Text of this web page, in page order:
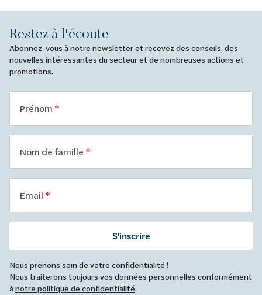
Restez à l'écoute
Abonnez-vous à notre newsletter et recevez des conseils, des
nouvelles intéressantes du secteur et de nombreuses actions et
promotions.
Prénom
Nom de famille
Email
S'inscrire
Nous prenons soin de votre confidentialité !
Nous traiterons toujours vos données personnelles conformément
ànotre politique de confidentialité.